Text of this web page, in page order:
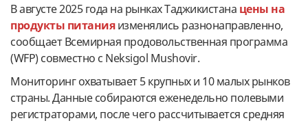
В августе 2025 года на рынках Таджикистана цены на
продукты питанияизменялись разнонаправленно,
сообщает Всемирная продовольственная программа
(WFP) совместно с Neksigol Mushovir.
Мониторинг охватывает 5 крупных и 10 малых рынков
страны. Данные собираются еженедельно полевыми
регистраторами, после чего рассчитывается средняя